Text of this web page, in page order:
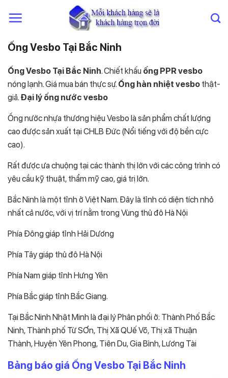
đến
dungỐng Vesbo Tại Bắc Ninh
Ống Vesbo Tại Bắc Ninh. Chiết khấu ống PPR vesbo
nóng lạnh. Giá mua bán thực sự. Ống hàn nhiệt vesbo thật-
giả. Đại lý ống nước vesbo
Ống nước nhựa thương hiệu Vesbo là sản phẩm chất lượng
cao được sản xuất tại CHLB Đức (Nổi tiếng với độ bền cực
cao).
Rất được ưa chuộng tại các thành thị lớn với các công trình có
yêu cầu kỹ thuật, thẩm mỹ cao, giá trị lớn.
Bắc Ninh là một tỉnh ở Việt Nam. Đây là tỉnh có diện tích nhỏ
nhất cả nước, với vị trí nằm trong Vùng thủ đô Hà Nội
Phía Đông giáp tỉnh Hải Dương
Phía Tây giáp thủ đô Hà Nội
Phía Nam giáp tỉnh Hưng Yên
Phía Bắc giáp tỉnh Bắc Giang.
Tại Bắc Ninh Nhật Minh là đại lý Phân phối ở: Thành Phố Bắc
Ninh, Thành phố Từ SƠn, Thị Xã QUế Võ, Thị xã Thuận
Thành, Huyện Yên Phong, Tiên Du, Gia Bình, Lương Tài
Bảng báo giá Ống Vesbo Tại Bắc Ninh